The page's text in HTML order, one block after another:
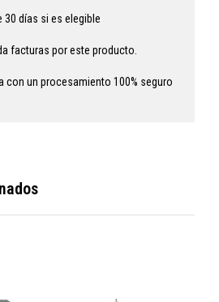
30 días si es elegible
facturas por este producto.
con un procesamiento 100% seguro